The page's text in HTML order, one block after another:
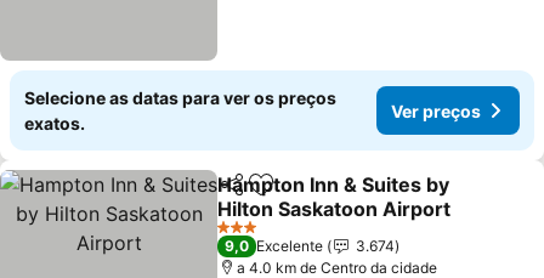
Selecione as datas para ver os preços
exatos.
Ver preços
PartilharAdicionar aos favoritos
Hampton Inn & Suites by
Hilton Saskatoon Airport
Ver preços
3 Estrelas
9,0 Excelente
3.674
a 4.0 km de Centro da cidade